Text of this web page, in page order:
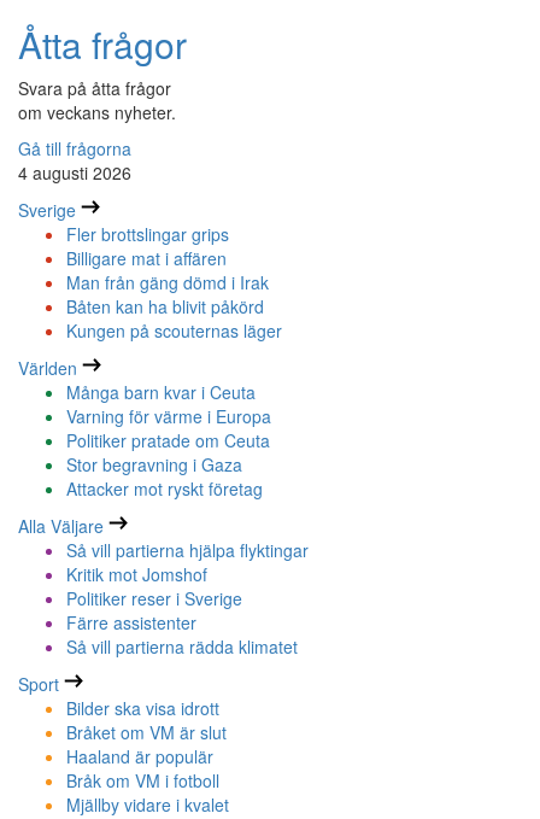
Åtta frågor
Svara på åtta frågor
om veckans nyheter.
Gå till frågorna
4 augusti 2026
Sverige
Fler brottslingar grips
Billigare mat i affären
Man från gäng dömd i Irak
Båten kan ha blivit påkörd
Kungen på scouternas läger
Världen
Många barn kvar i Ceuta
Varning för värme i Europa
Politiker pratade om Ceuta
Stor begravning i Gaza
Attacker mot ryskt företag
Alla Väljare
Så vill partierna hjälpa flyktingar
Kritik mot Jomshof
Politiker reser i Sverige
Färre assistenter
Så vill partierna rädda klimatet
Sport
Bilder ska visa idrott
Bråket om VM är slut
Haaland är populär
Bråk om VM i fotboll
Mjällby vidare i kvalet